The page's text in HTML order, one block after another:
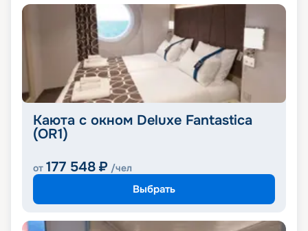
Каюта с окном Deluxe Fantastica
(OR1)
от 177 548 ₽ /чел
Выбрать